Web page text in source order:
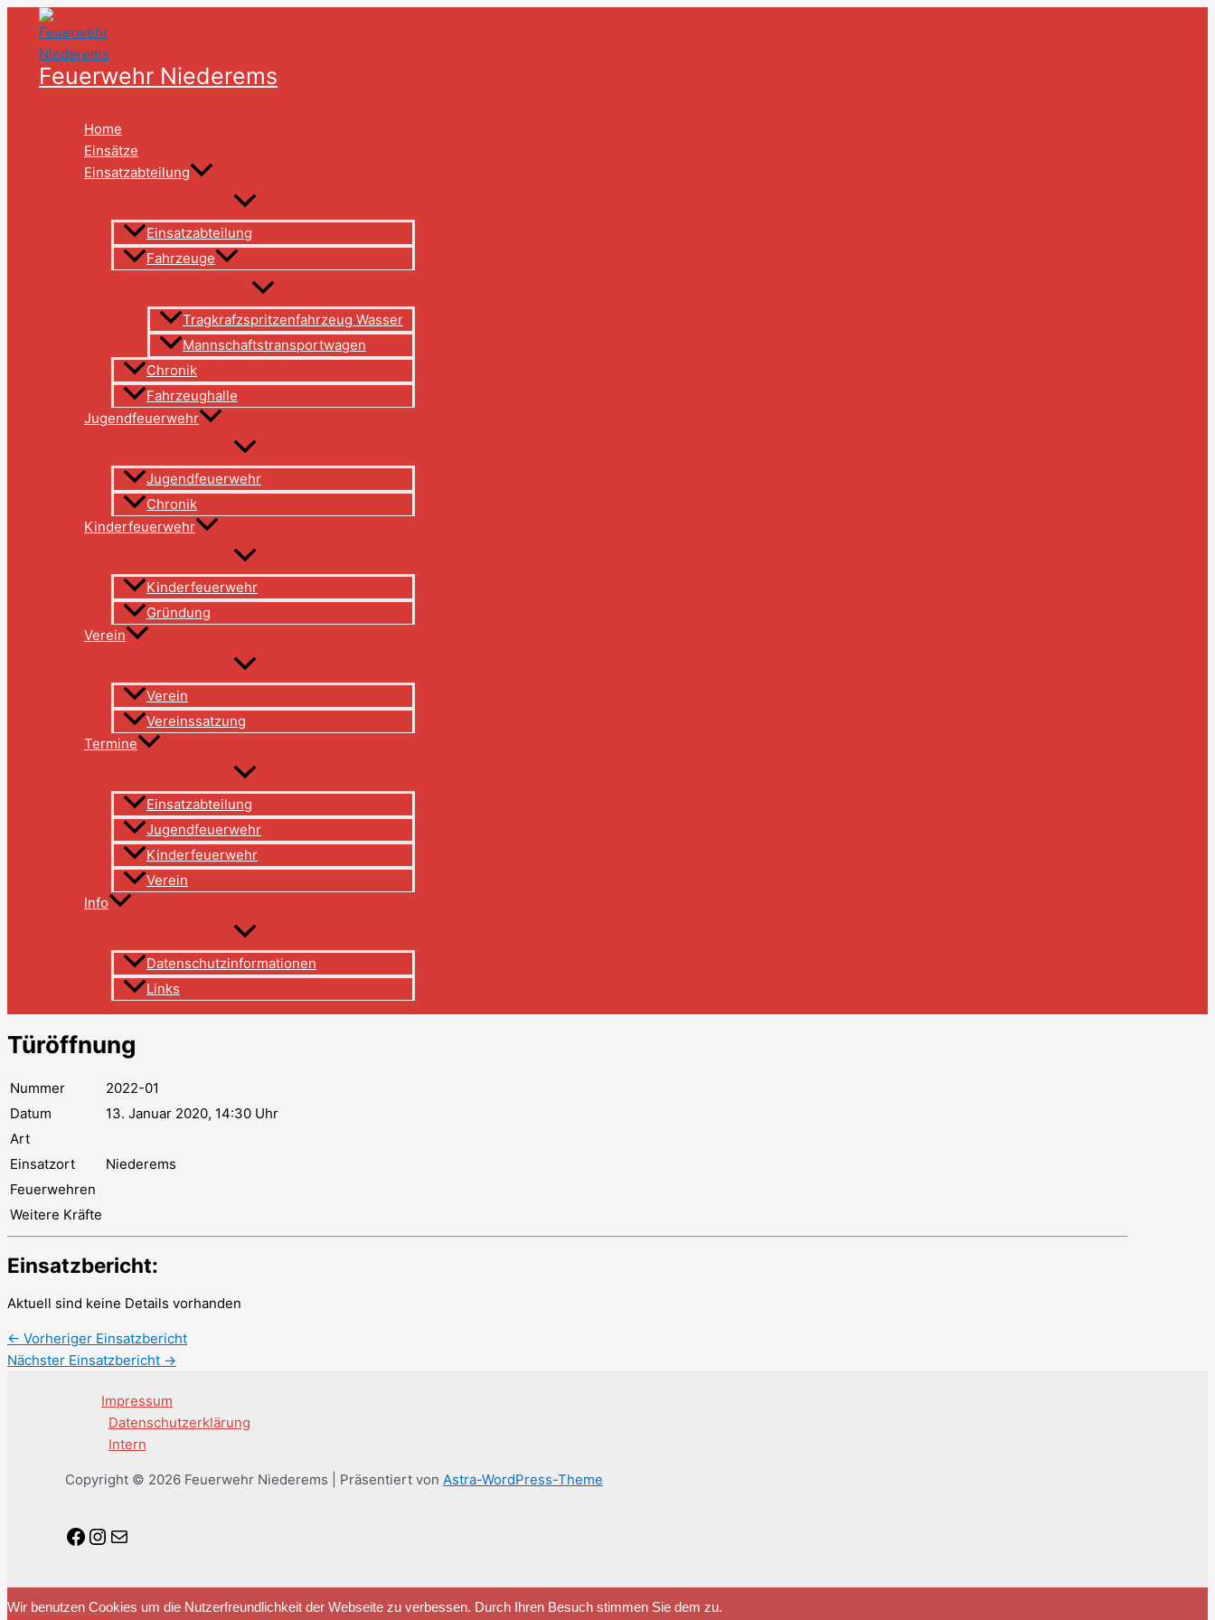
Inhalt
springen
Feuerwehr Niederems
Home
Einsätze
Einsatzabteilung
Einsatzabteilung
Fahrzeuge
Tragkrafzspritzenfahrzeug Wasser
Mannschaftstransportwagen
Chronik
Fahrzeughalle
Jugendfeuerwehr
Jugendfeuerwehr
Chronik
Kinderfeuerwehr
Kinderfeuerwehr
Gründung
Verein
Verein
Vereinssatzung
Termine
Einsatzabteilung
Jugendfeuerwehr
Kinderfeuerwehr
Verein
Info
Datenschutzinformationen
Links
Türöffnung
Nummer
2022-01
Datum
13. Januar 2020, 14:30 Uhr
Art
Einsatzort
Niederems
Feuerwehren
Weitere Kräfte
Einsatzbericht:
Aktuell sind keine Details vorhanden
← Vorheriger Einsatzbericht
Nächster Einsatzbericht →
Impressum
Datenschutzerklärung
Intern
Copyright © 2026 Feuerwehr Niederems | Präsentiert von Astra-WordPress-Theme
Facebook
Instagram
E-Mail
Wir benutzen Cookies um die Nutzerfreundlichkeit der Webseite zu verbessen. Durch Ihren Besuch stimmen Sie dem zu.